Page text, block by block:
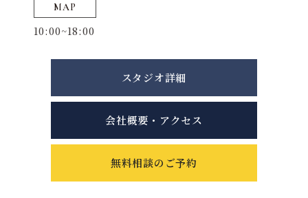
MAP
10:00~18:00
スタジオ詳細
会社概要・アクセス
無料相談のご予約